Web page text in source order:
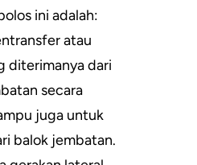
ini adalah:
atau
diterimanya dari
secara
juga untuk
balok jembatan.